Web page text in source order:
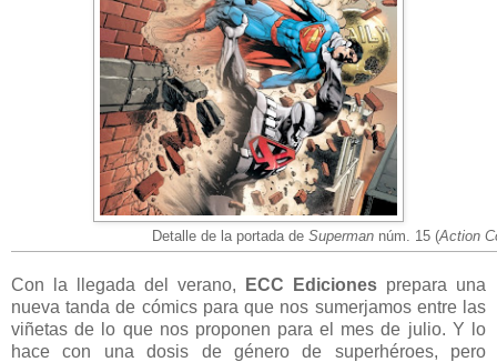
Detalle de la portada de Superman núm. 15 (Action
Con la llegada del verano, ECC Ediciones prepara una
nueva tanda de cómics para que nos sumerjamos entre las
viñetas de lo que nos proponen para el mes de julio. Y lo
hace con una dosis de género de superhéroes, pero